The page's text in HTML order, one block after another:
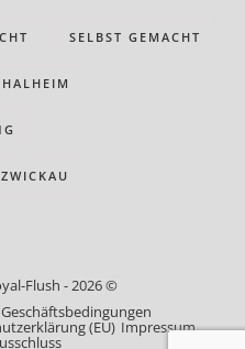
SELBST GEMACHT
ZWICKAU
Flush - 2026 ©
Geschäftsbedingungen
(EU) Impressum